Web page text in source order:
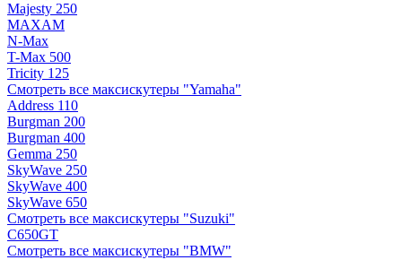
Majesty 250
MAXAM
N-Max
T-Max 500
Tricity 125
Смотреть все максискутеры "Yamaha"
Address 110
Burgman 200
Burgman 400
Gemma 250
SkyWave 250
SkyWave 400
SkyWave 650
Смотреть все максискутеры "Suzuki"
C650GT
Смотреть все максискутеры "BMW"